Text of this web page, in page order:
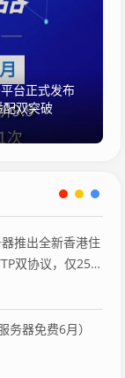
台正式发布
双突破
推出全新香港住
双协议，仅25
务器免费6月）